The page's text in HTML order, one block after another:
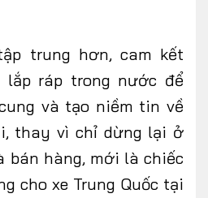
trung hơn, cam kết
ráp trong nước để
và tạo niềm tin về
thay vì chỉ dừng lại ở
bán hàng, mới là chiếc
cho xe Trung Quốc tại